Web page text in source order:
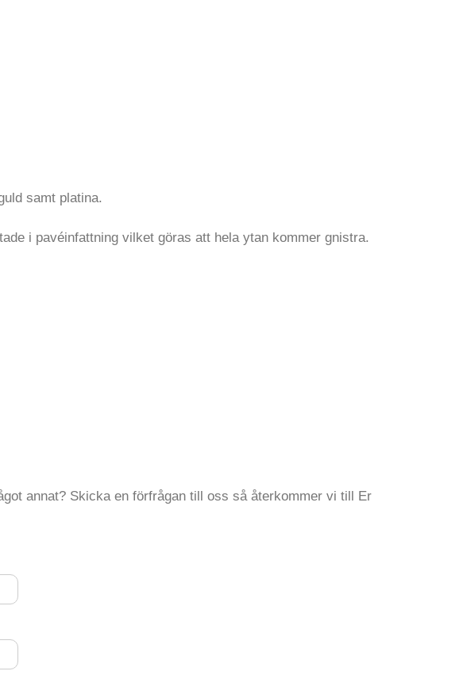
samt platina.
i pavéinfattning vilket göras att hela ytan kommer gnistra.
annat? Skicka en förfrågan till oss så återkommer vi till Er